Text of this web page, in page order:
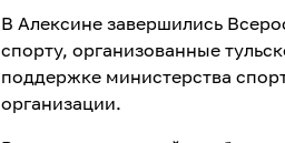
В Алексине завершились
спорту, организованные
поддержке министерства
организации.